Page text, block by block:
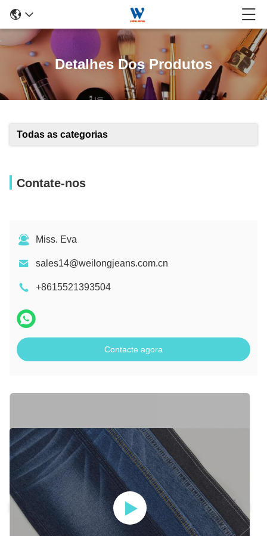
Detalhes Dos Produtos
Todas as categorias
Contate-nos
Miss. Eva
sales14@weilongjeans.com.cn
+8615521393504
Contacte agora